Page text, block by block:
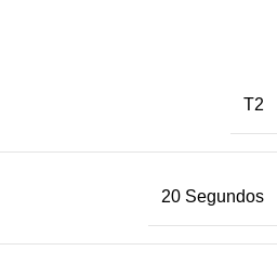
T2
20 Segundos